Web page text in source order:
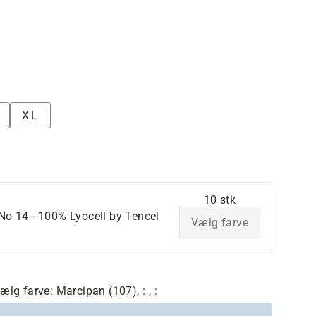
XL
14 - 100% Lyocell by Tencel
10 stk
Vælg farve
farve: Marcipan (107), : , :